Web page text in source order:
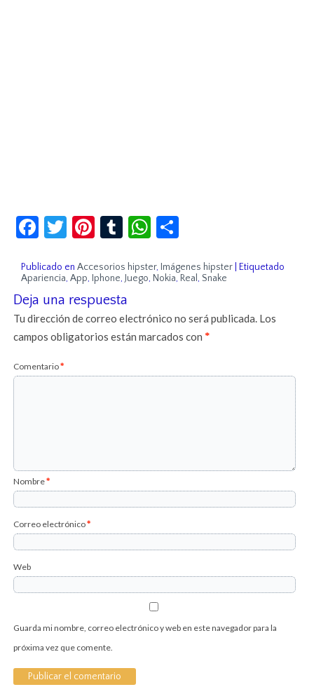
Facebook
Twitter
Pinterest
TumblrWhatsApp
Publicado en Accesorios hipster, Imágenes hipster |Etiquetado
Apariencia,App, Iphone,Juego, Nokia, Real, Snake
Deja una respuesta
Tu dirección de correo electrónico no será publicada. Los
campos obligatorios están marcados con*
Comentario*
Nombre*
Correo electrónico*
Web
Guarda mi nombre, correo electrónico y web en este navegador para la
próxima vez que comente.